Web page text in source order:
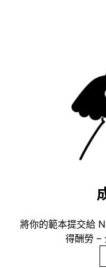
將你的範本提交給
得酬勞 –